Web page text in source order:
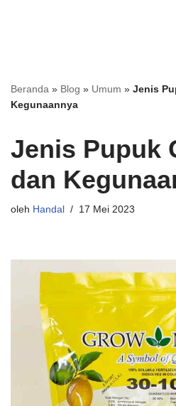
Beranda » Blog » Umum » Jenis
Kegunaannya
Jenis Pupuk
dan
oleh Handal 17 Mei 2023